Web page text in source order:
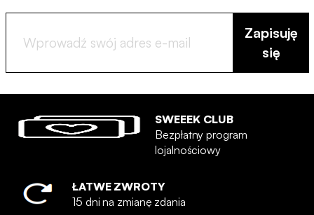
Zapisuję
się
SWEEEK CLUB
Bezpłatny program
lojalnościowy
ŁATWE ZWROTY
15 dni na zmianę zdania